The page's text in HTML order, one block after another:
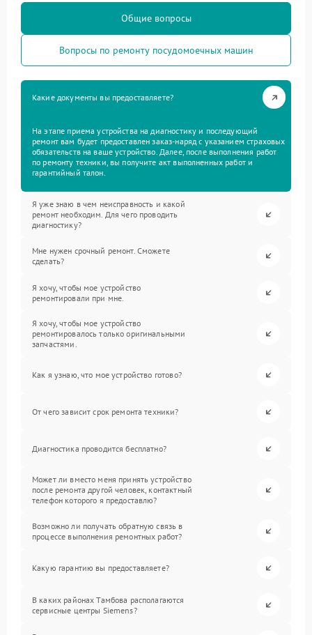
Общие вопросы
Вопросы по ремонту посудомоечных машин
Какие документы вы предоставляете?
На этапе приема устройства на диагностику и последующий
ремонт вам будет предоставлен заказ-наряд с указанием страховых
обязательств на ваше устройство. Далее, после выполнения работ
по ремонту техники, вы получите акт выполненных работ и
гарантийный талон.
Я уже знаю в чем неисправность и какой
ремонт необходим. Для чего проводить
диагностику?
Мне нужен срочный ремонт. Сможете
сделать?
Я хочу, чтобы мое устройство
ремонтировали при мне.
Я хочу, чтобы мое устройство
ремонтировалось только оригинальными
запчастями.
Как я узнаю, что мое устройство готово?
От чего зависит срок ремонта техники?
Диагностика проводится бесплатно?
Может ли вместо меня принять устройство
после ремонта другой человек, контактный
телефон которого я предоставлю?
Возможно ли получать обратную связь в
процессе выполнения ремонтных работ?
Какую гарантию вы предоставляете?
В каких районах Тамбова располагаются
сервисные центры Siemens?